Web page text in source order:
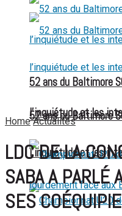
52 ans du Baltimore
l’inquiétude et les
52 ans du Baltimore
l’inquiétude et les
Home Actualités
LDC DE LA
SABA A PARLÉ
SES